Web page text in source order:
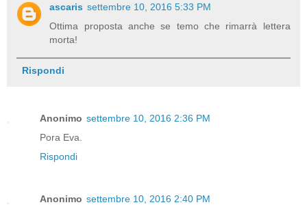
ascaris settembre 10, 2016 5:33 PM
Ottima proposta anche se temo che rimarrà lettera
morta!
Rispondi
Anonimo settembre 10, 2016 2:36 PM
Pora Eva.
Rispondi
Anonimo settembre 10, 2016 2:40 PM